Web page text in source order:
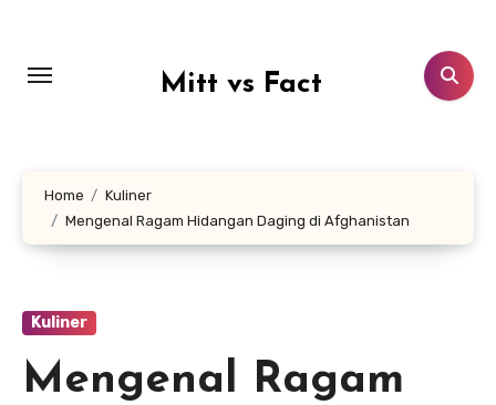
konten
Mitt vs Fact
Home
Kuliner
Mengenal Ragam Hidangan Daging di Afghanistan
Kuliner
Mengenal Ragam